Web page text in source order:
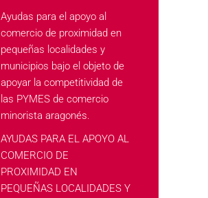
Ayudas para el apoyo al
comercio de proximidad en
pequeñas localidades y
municipios bajo el objeto de
apoyar la competitividad de
las PYMES de comercio
minorista aragonés.
AYUDAS PARA EL APOYO AL
COMERCIO DE
PROXIMIDAD EN
PEQUEÑAS LOCALIDADES Y